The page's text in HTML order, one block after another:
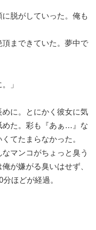
脱がしていった。俺も
まできていた。夢中で
」
に。とにかく彼女に気
めた。彩も『あぁ…』な
てたまらなかった。
マンコがちょっと臭う
が嫌がる臭いはせず、
ほどが経過。